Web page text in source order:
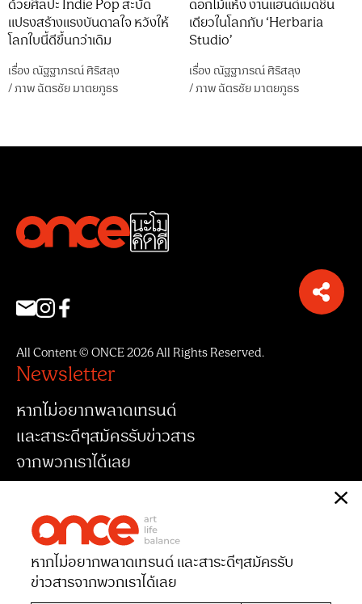
ด้วยศิลปะ Indie Pop สะบัด
แปรงสร้างแรงบันดาลใจ หวังให้
โลกใบนี้ดีขึ้นกว่าเดิม
เรื่องณัฐฐาภรณ์ ศิริสลุง
/ภาพฉัตรชัย มาตยภูธร
ดอกไม้แห้ง งานแฮนด์เมดชิ้น
เดียวในโลกกับ ‘Herbaria
Studio’
เรื่องณัฐฐาภรณ์ ศิริสลุง
/ภาพฉัตรชัย มาตยภูธร
All Content © ONCE 2026 All Rights Reserved.
Newsletter
หากไม่อยากพลาดเทรนด์
และสาระดีๆสมัครรับข่าวสาร
จากพวกเราได้เลย
หากไม่อยากพลาดเทรนด์ และสาระดีๆ
ข่าวสารจากพวกเราได้เลย